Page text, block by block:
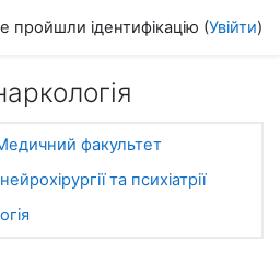
пройшли ідентифікацію (Увійти)
факультет
та психіатрії